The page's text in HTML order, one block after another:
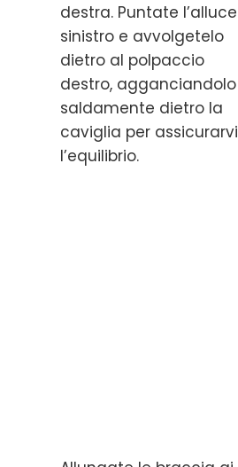
destra. Puntate l’alluce
sinistro e avvolgetelo
dietro al polpaccio
destro, agganciandolo
saldamente dietro la
caviglia per assicurarvi
l’equilibrio.